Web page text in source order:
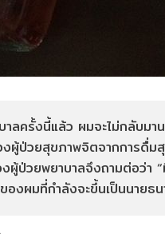
ลครั้งนี้แล้ว ผมจะไม่กลับม
ป่วยสุขภาพจิตจากการดื่ม
ป่วยพยาบาลจึงถามต่อว่า
งผมที่กำลังจะขึ้นเป็นนายธน